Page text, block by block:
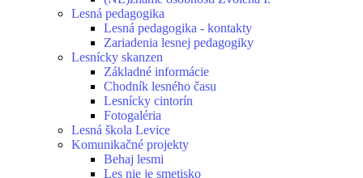
Lesná pedagogika
Lesná pedagogika - kontakty
Zariadenia lesnej pedagogiky
Lesnícky skanzen
Základné informácie
Chodník lesného času
Lesnícky cintorín
Fotogaléria
Lesná škola Levice
Komunikačné projekty
Behaj lesmi
Les nie je smetisko